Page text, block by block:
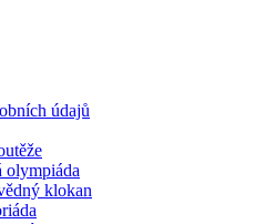
údajů
olympiáda
klokan